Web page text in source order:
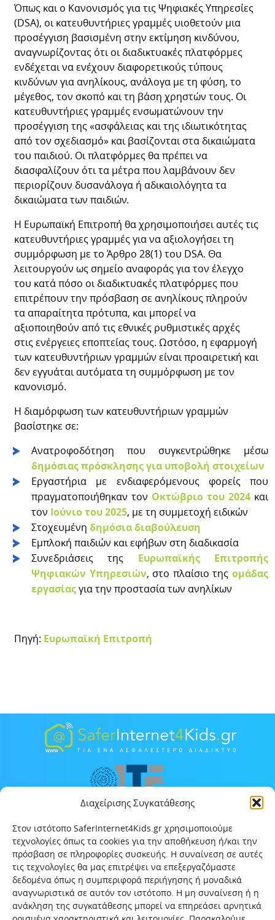
Διαχείρισης Συγκατάθεσης
Στον ιστότοπο SaferInternet4Kids.gr χρησιμοποιούμε
τεχνολογίες όπως τα cookies για την αποθήκευση ή/και την
πρόσβαση σε πληροφορίες συσκευής. Η συναίνεση σε αυτές
τις τεχνολογίες θα μας επιτρέψει να επεξεργαζόμαστε
δεδομένα όπως η συμπεριφορά περιήγησης ή μοναδικά
αναγνωριστικά σε αυτόν τον ιστότοπο. Η μη συναίνεση ή η
ανάκληση της συγκατάθεσης μπορεί να επηρεάσει αρνητικά
Όπως και ο Κανονισμός για τις Ψηφιακές Υπηρεσίες
(DSA), οι κατευθυντήριες γραμμές υιοθετούν μια
προσέγγιση βασισμένη στην εκτίμηση κινδύνου,
αναγνωρίζοντας ότι οι διαδικτυακές πλατφόρμες
ενδέχεται να ενέχουν διαφορετικούς τύπους
κινδύνων για ανηλίκους, ανάλογα με τη φύση, το
μέγεθος, τον σκοπό και τη βάση χρηστών τους. Οι
κατευθυντήριες γραμμές ενσωματώνουν την
προσέγγιση της «ασφάλειας και της ιδιωτικότητας
από τον σχεδιασμό» και βασίζονται στα δικαιώματα
του παιδιού. Οι πλατφόρμες θα πρέπει να
διασφαλίζουν ότι τα μέτρα που λαμβάνουν δεν
περιορίζουν δυσανάλογα ή αδικαιολόγητα τα
δικαιώματα των παιδιών.
Η Ευρωπαϊκή Επιτροπή θα χρησιμοποιήσει αυτές τις
κατευθυντήριες γραμμές για να αξιολογήσει τη
συμμόρφωση με το Άρθρο 28(1) του DSA. Θα
λειτουργούν ως σημείο αναφοράς για τον έλεγχο
του κατά πόσο οι διαδικτυακές πλατφόρμες που
επιτρέπουν την πρόσβαση σε ανηλίκους πληρούν
τα απαραίτητα πρότυπα, και μπορεί να
αξιοποιηθούν από τις εθνικές ρυθμιστικές αρχές
στις ενέργειες εποπτείας τους. Ωστόσο, η εφαρμογή
των κατευθυντήριων γραμμών είναι προαιρετική και
δεν εγγυάται αυτόματα τη συμμόρφωση με τον
κανονισμό.
Η διαμόρφωση των κατευθυντήριων γραμμών
βασίστηκε σε:
Ανατροφοδότηση που συγκεντρώθηκε μέσω
δημόσιας πρόσκλησης για υποβολή στοιχείων
Εργαστήρια με ενδιαφερόμενους φορείς που
πραγματοποιήθηκαν τον Οκτώβριο του 2024και
τον Ιούνιο του 2025, με τη συμμετοχή ειδικών
Στοχευμένηδημόσια διαβούλευση
Εμπλοκή παιδιών και εφήβων στη διαδικασία
Συνεδριάσεις της Ευρωπαϊκής Επιτροπής
Ψηφιακών Υπηρεσιών, στο πλαίσιο της ομάδας
εργασίαςγια την προστασία των ανηλίκων
Πηγή: Ευρωπαϊκή Επιτροπή